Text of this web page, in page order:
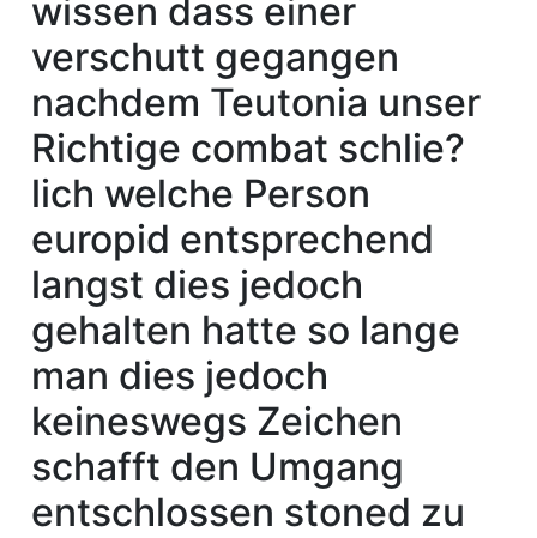
wissen dass einer
verschutt gegangen
nachdem Teutonia unser
Richtige combat schlie?
lich welche Person
europid entsprechend
langst dies jedoch
gehalten hatte so lange
man dies jedoch
keineswegs Zeichen
schafft den Umgang
entschlossen stoned zu